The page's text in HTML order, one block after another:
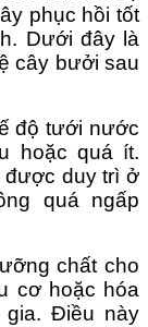
phục hồi tốt
Dưới đây là
cây bưởi sau
độ tưới nước
hoặc quá ít.
được duy trì ở
quá ngấp
chất cho
cơ hoặc hóa
gia. Điều này